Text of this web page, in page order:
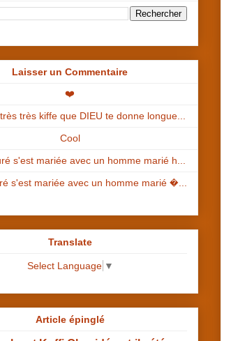
Laisser un Commentaire
❤️
très kiffe que DIEU te donne longue...
Cool
s'est mariée avec un homme marié h...
s'est mariée avec un homme marié �...
Translate
Select Language ▼
Article épinglé